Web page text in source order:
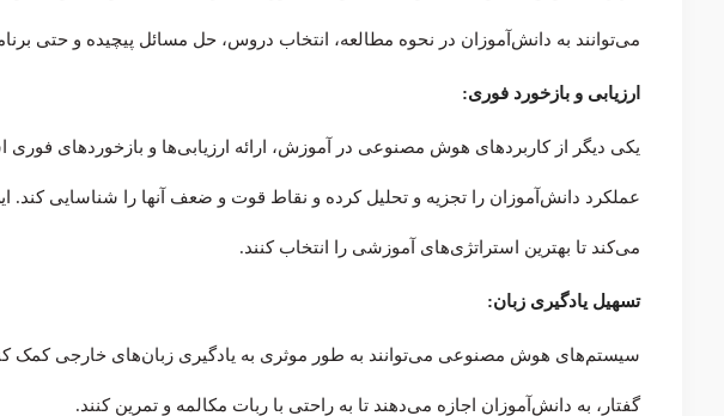
می‌توانند به دانش‌آموزان در نحوه مطالعه، انتخاب دروس، حل مسائل پیچیده و حتی
ارزیابی و بازخورد فوری:
یکی دیگر از کاربردهای هوش مصنوعی در آموزش، ارائه ارزیابی‌ها و بازخوردهای
عملکرد دانش‌آموزان را تجزیه و تحلیل کرده و نقاط قوت و ضعف آنها را شناسایی کند.
می‌کند تا بهترین استراتژی‌های آموزشی را انتخاب کنند.
تسهیل یادگیری زبان:
سیستم‌های هوش مصنوعی می‌توانند به طور موثری به یادگیری زبان‌های خارجی کمک
گفتار، به دانش‌آموزان اجازه می‌دهند تا به راحتی با ربات مکالمه و تمرین کنند.